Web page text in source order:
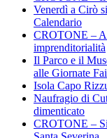
Venerdì a Cirò
Calendario
CROTONE – A
imprenditorialità
Il Parco e il
alle Giornate Fai
Isola Capo
Naufragio di
dimenticato
CROTONE –